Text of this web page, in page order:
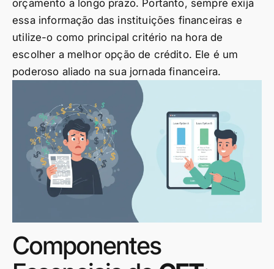
orçamento a longo prazo. Portanto, sempre exija
essa informação das instituições financeiras e
utilize-o como principal critério na hora de
escolher a melhor opção de crédito. Ele é um
poderoso aliado na sua jornada financeira.
Componentes